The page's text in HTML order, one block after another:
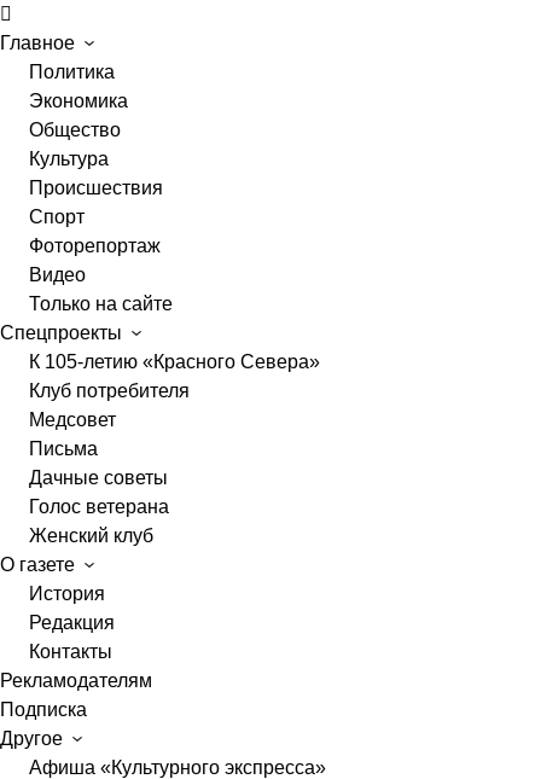
Главное
Политика
Экономика
Общество
Культура
Происшествия
Спорт
Фоторепортаж
Видео
Только на сайте
Спецпроекты
К 105-летию «Красного Севера»
Клуб потребителя
Медсовет
Письма
Дачные советы
Голос ветерана
Женский клуб
О газете
История
Редакция
Контакты
Рекламодателям
Подписка
Другое
Афиша «Культурного экспресса»